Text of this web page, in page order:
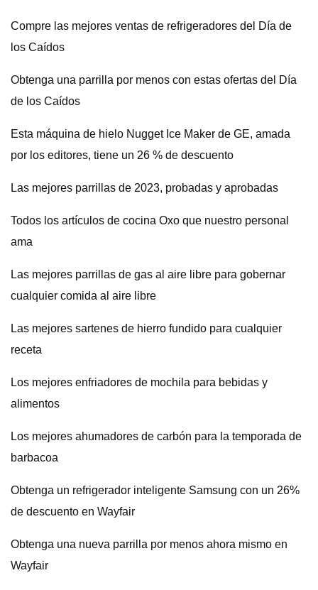
Compre las mejores ventas de refrigeradores del Día de
los Caídos
Obtenga una parrilla por menos con estas ofertas del Día
de los Caídos
Esta máquina de hielo Nugget Ice Maker de GE, amada
por los editores, tiene un 26 % de descuento
Las mejores parrillas de 2023, probadas y aprobadas
Todos los artículos de cocina Oxo que nuestro personal
ama
Las mejores parrillas de gas al aire libre para gobernar
cualquier comida al aire libre
Las mejores sartenes de hierro fundido para cualquier
receta
Los mejores enfriadores de mochila para bebidas y
alimentos
Los mejores ahumadores de carbón para la temporada de
barbacoa
Obtenga un refrigerador inteligente Samsung con un 26%
de descuento en Wayfair
Obtenga una nueva parrilla por menos ahora mismo en
Wayfair